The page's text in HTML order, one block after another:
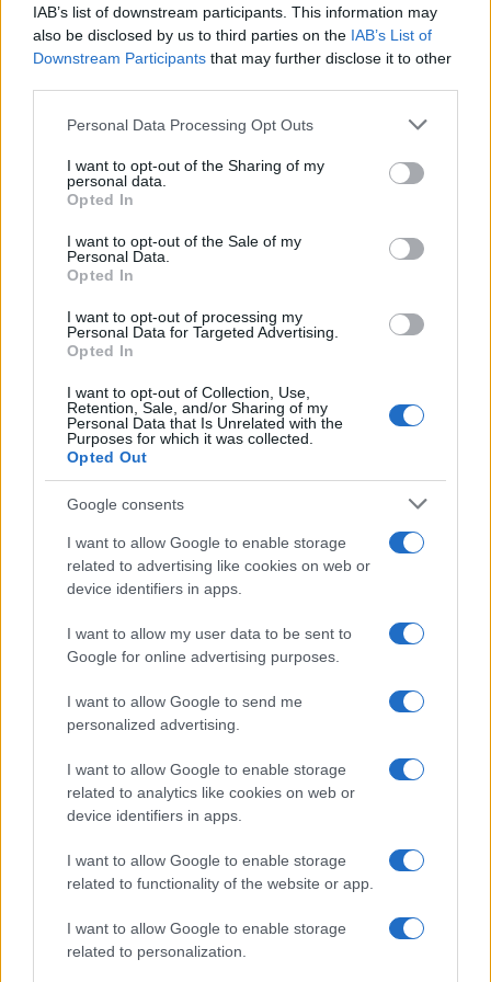
IAB’s list of downstream participants. This information may
also be disclosed by us to third parties on the IAB’s List of
Downstream Participants that may further disclose it to other
Please note that this website/app uses one or more Google
not limited to your visit or usage behaviour. You may click to
grant or deny consent to Google and its third-party tags to
use your data for below specified purposes in below Google
consent section.
Personal Data Processing Opt Outs
I want to opt-out of the Sharing of my
personal data.
Opted In
I want to opt-out of the Sale of my
Personal Data.
Opted In
I want to opt-out of processing my
Personal Data for Targeted Advertising.
Opted In
I want to opt-out of Collection, Use,
Retention, Sale, and/or Sharing of my
Personal Data that Is Unrelated with the
Purposes for which it was collected.
Opted Out
Google consents
I want to allow Google to enable storage
related to advertising like cookies on web or
device identifiers in apps.
I want to allow my user data to be sent to
Google for online advertising purposes.
I want to allow Google to send me
personalized advertising.
I want to allow Google to enable storage
related to analytics like cookies on web or
device identifiers in apps.
I want to allow Google to enable storage
related to functionality of the website or app.
I want to allow Google to enable storage
related to personalization.
“Black Friday”, Milan e Roma
negano l’accredito al CorSport
5 Dicembre 2019 - 20:14 Marco Corsini
Bufera mediatica sul Corriere dello Sport. Il
quotidiano di Zazzaroni punito da Milan e Roma
per il titolo Black Friday Il Black Friday della
Leggi l’articolo →